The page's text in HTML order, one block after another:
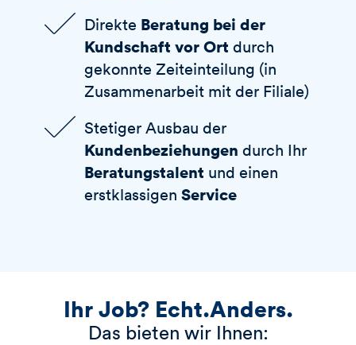
Direkte Beratung bei der
Kundschaft vor Ort durch
gekonnte Zeiteinteilung (in
Zusammenarbeit mit der Filiale)
Stetiger Ausbau der
Kundenbeziehungen durch Ihr
Beratungstalent und einen
erstklassigen Service
Ihr Job? Echt.Anders.
Das bieten wir Ihnen: